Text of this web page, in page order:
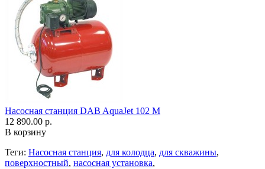
Насосная станция DAB AquaJet 102 M
12 890.00 р.
В корзину
Теги: Насосная станция, для колодца, для скважины,
поверхностный, насосная установка,